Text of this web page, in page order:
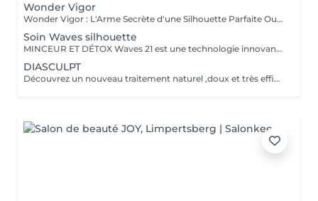
Wonder Vigor
Wonder Vigor : L'Arme Secrète d'une Silhouette Parfaite Oubliez les méthodes ordinaires. Wonder Vigor est la première et unique technologie au monde à fusionner thermogenèse intelligente et contraction musculaire hélicoïdale pour détruire la graisse et sculpter le corps avec une précision chirurgicale sans bistouri, sans douleur, sans compromis. Propulsé par Thermodexia, un brevet exclusif, ce système agit en profondeur pour des résultats visibles, mesurables, et inégalés. Une expérience ultra-confortable, des effets immédiats et durables parce que votre corps mérite l'excellence absolue. Exclusivement chez nous. Parce que le génie ne se partage pas. Prêt à transformer votre corps ? Venez vivre l'expérience Wonder Vigor.
Soin Waves silhouette
MINCEUR ET DÉTOX Waves 21 est une technologie innovante aux effets rééquilibrant , minceurs et détox permettant une action ciblée sur les différentes zones que l'on souhaite amincir. Grâce a l'association de électrostimulation des métamères en lien direct avec les organes , et d'un traitement par le froid intense , ce soin , relance le système lymphatique et veineux Les tissus sont détoxifiés en profondeur , la silhouette ré harmonisée , et les imperfections telle la cellulite , et la graisse abdominale sont visiblement réduites , dès la première séance .
DIASCULPT
Découvrez un nouveau traitement naturel ,doux et très efficace pour éliminer les surcharges graisseuses localisées : abdomen, hanches ,genoux , bras , fesses ,les résultats sont visibles immédiatement .Cette technique permet également de soigner la cellulite, et raffermir les zones relâchées en renforçant la fabrication d'un bon collagène.